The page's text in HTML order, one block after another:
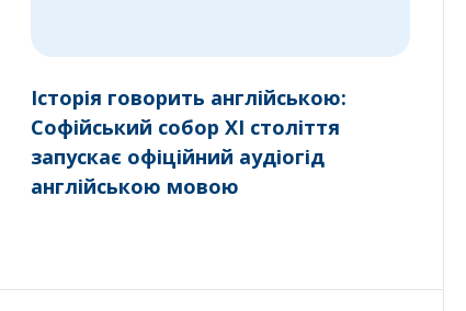
Історія говорить англійською:
Софійський собор XI століття
запускає офіційний аудіогід
англійською мовою